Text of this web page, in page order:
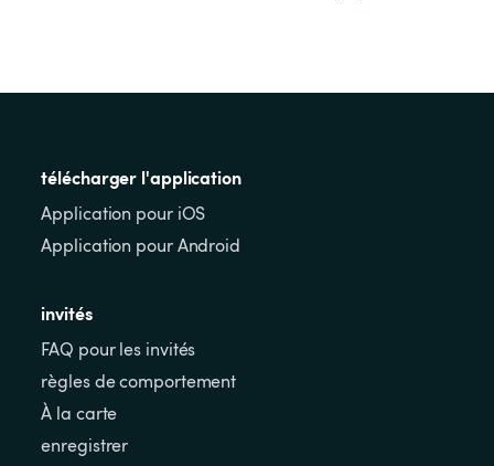
télécharger l'application
Application pour iOS
Application pour Android
invités
FAQ pour les invités
règles de comportement
À la carte
enregistrer